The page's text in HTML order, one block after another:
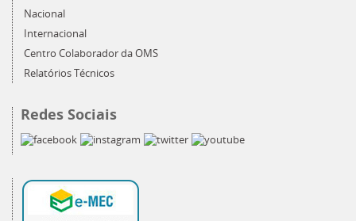
Nacional
Internacional
Centro Colaborador da OMS
Relatórios Técnicos
Redes Sociais